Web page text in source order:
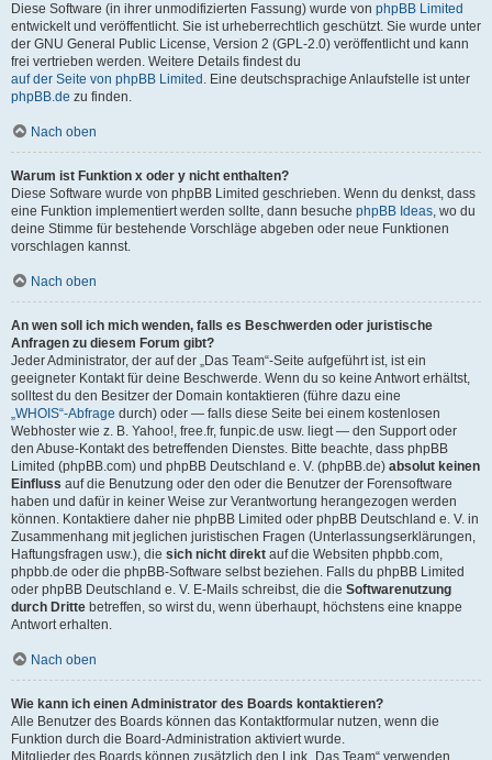
Diese Software (in ihrer unmodifizierten Fassung) wurde von phpBB Limited
entwickelt und veröffentlicht. Sie ist urheberrechtlich geschützt. Sie wurde unter
der GNU General Public License, Version 2 (GPL-2.0) veröffentlicht und kann
frei vertrieben werden. Weitere Details findest du
auf der Seite von phpBB Limited . Eine deutschsprachige Anlaufstelle ist unter
phpBB.de zu finden.
Nach oben
Warum ist Funktion x oder y nicht enthalten?
Diese Software wurde von phpBB Limited geschrieben. Wenn du denkst, dass
eine Funktion implementiert werden sollte, dann besuche phpBB Ideas, wo du
deine Stimme für bestehende Vorschläge abgeben oder neue Funktionen
vorschlagen kannst.
Nach oben
An wen soll ich mich wenden, falls es Beschwerden oder juristische
Anfragen zu diesem Forum gibt?
Jeder Administrator, der auf der „Das Team“-Seite aufgeführt ist, ist ein
geeigneter Kontakt für deine Beschwerde. Wenn du so keine Antwort erhältst,
solltest du den Besitzer der Domain kontaktieren (führe dazu eine
„WHOIS“-Abfrage durch) oder — falls diese Seite bei einem kostenlosen
Webhoster wie z. B. Yahoo!, free.fr, funpic.de usw. liegt — den Support oder
den Abuse-Kontakt des betreffenden Dienstes. Bitte beachte, dass phpBB
Limited (phpBB.com) und phpBB Deutschland e. V. (phpBB.de) absolut keinen
Einfluss auf die Benutzung oder den oder die Benutzer der Forensoftware
haben und dafür in keiner Weise zur Verantwortung herangezogen werden
können. Kontaktiere daher nie phpBB Limited oder phpBB Deutschland e. V. in
Zusammenhang mit jeglichen juristischen Fragen (Unterlassungserklärungen,
Haftungsfragen usw.), die sich nicht direkt auf die Websiten phpbb.com,
phpbb.de oder die phpBB-Software selbst beziehen. Falls du phpBB Limited
oder phpBB Deutschland e. V. E-Mails schreibst, die die Softwarenutzung
durch Dritte betreffen, so wirst du, wenn überhaupt, höchstens eine knappe
Antwort erhalten.
Nach oben
Wie kann ich einen Administrator des Boards kontaktieren?
Alle Benutzer des Boards können das Kontaktformular nutzen, wenn die
Funktion durch die Board-Administration aktiviert wurde.
Mitglieder des Boards können zusätzlich den Link „Das Team“ verwenden.